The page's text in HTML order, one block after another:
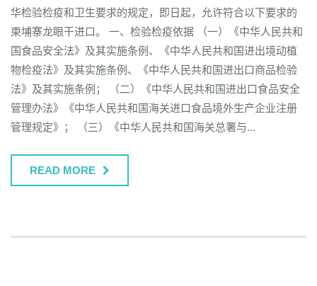
华检验检疫和卫生要求的规定，即日起，允许符合以下要求的
柬埔寨龙眼干进口。 一、检验检疫依据 （一）《中华人民共和
国食品安全法》及其实施条例、《中华人民共和国进出境动植
物检疫法》及其实施条例、《中华人民共和国进出口商品检验
法》及其实施条例； （二）《中华人民共和国进出口食品安全
管理办法》《中华人民共和国海关进口食品境外生产企业注册
管理规定》； （三）《中华人民共和国海关总署与...
READ MORE